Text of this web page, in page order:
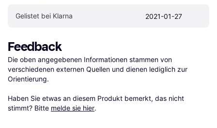
Gelistet bei Klarna 2021-01-27
Feedback
Die oben angegebenen Informationen stammen von
verschiedenen externen Quellen und dienen lediglich zur
Orientierung.
Haben Sie etwas an diesem Produkt bemerkt, das nicht
stimmt? Bitte melde sie hier.